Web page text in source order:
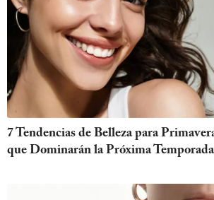
7 Tendencias de Belleza para
que Dominarán la Próxima Temporada